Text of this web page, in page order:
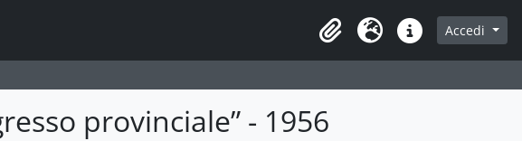
Area di lavoro
Lingua Collegamenti veloci
Accedi
provinciale” - 1956